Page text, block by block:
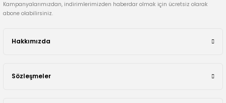
Hakkımızda
Sözleşmeler
Kampanyalarımızdan, indirimlerimizden haberdar olmak için ücretsiz olarak
abone olabilirsiniz.